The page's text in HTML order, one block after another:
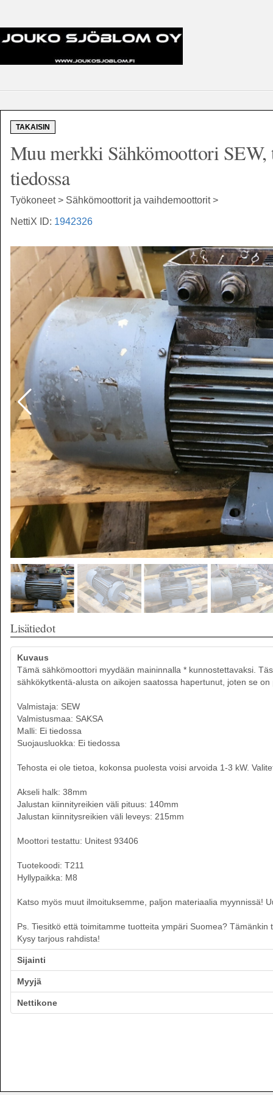
TAKAISIN
Muu merkki Sähkömoottori
tiedossa
Työkoneet > Sähkömoottorit ja vaihdemoottorit >
NettiX ID: 1942326
Lisätiedot
Kuvaus
Tämä sähkömoottori myydään maininnalla * kunnostettavaksi.
sähkökytkentä-alusta on aikojen saatossa hapertunut, joten se on
Valmistaja: SEW
Valmistusmaa: SAKSA
Malli: Ei tiedossa
Suojausluokka: Ei tiedossa
Tehosta ei ole tietoa, kokonsa puolesta voisi arvoida 1-3 kW.
Akseli halk: 38mm
Jalustan kiinnityreikien väli pituus: 140mm
Jalustan kiinnitysreikien väli leveys: 215mm
Moottori testattu: Unitest 93406
Tuotekoodi: T211
Hyllypaikka: M8
Katso myös muut ilmoituksemme, paljon materiaalia myynnissä!
Ps. Tiesitkö että toimitamme tuotteita ympäri Suomea?
Kysy tarjous rahdista!
Sijainti
Myyjä
Nettikone